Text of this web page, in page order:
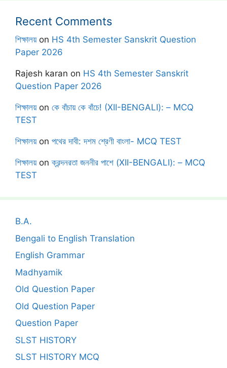
Recent Comments
শিক্ষালয়on HS 4th Semester Sanskrit Question
Paper 2026
Rajesh karan on HS 4th Semester Sanskrit
Question Paper 2026
শিক্ষালয়on কে বাঁচায় কে বাঁচে! (XII-BENGALI): – MCQ
TEST
শিক্ষালয়on পথের দাবী: দশম শ্রেণী বাংলা- MCQ TEST
শিক্ষালয়onক্রন্দনরতা জননীর পাশে (XII-BENGALI): – MCQ
TEST
B.A.
Bengali to English Translation
English Grammar
Madhyamik
Old Question Paper
Old Question Paper
Question Paper
SLST HISTORY
SLST HISTORY MCQ